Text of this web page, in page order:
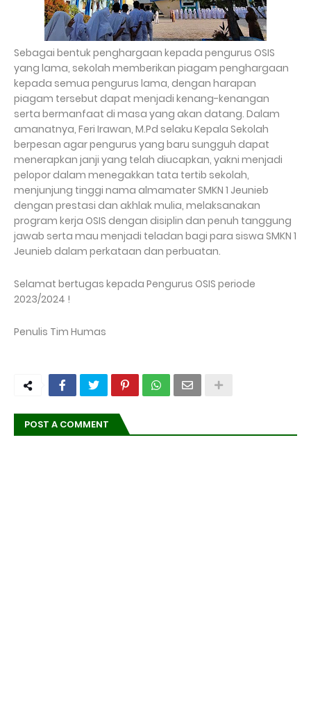
Sebagai bentuk penghargaan kepada pengurus OSIS
yang lama, sekolah memberikan piagam penghargaan
kepada semua pengurus lama, dengan harapan
piagam tersebut dapat menjadi kenang-kenangan
serta bermanfaat di masa yang akan datang. Dalam
amanatnya, Feri Irawan, M.Pd selaku Kepala Sekolah
berpesan agar pengurus yang baru sungguh dapat
menerapkan janji yang telah diucapkan, yakni menjadi
pelopor dalam menegakkan tata tertib sekolah,
menjunjung tinggi nama almamater SMKN 1 Jeunieb
dengan prestasi dan akhlak mulia, melaksanakan
program kerja OSIS dengan disiplin dan penuh tanggung
jawab serta mau menjadi teladan bagi para siswa SMKN 1
Jeunieb dalam perkataan dan perbuatan.
Selamat bertugas kepada Pengurus OSIS periode
2023/2024 !
Penulis Tim Humas
POST A COMMENT